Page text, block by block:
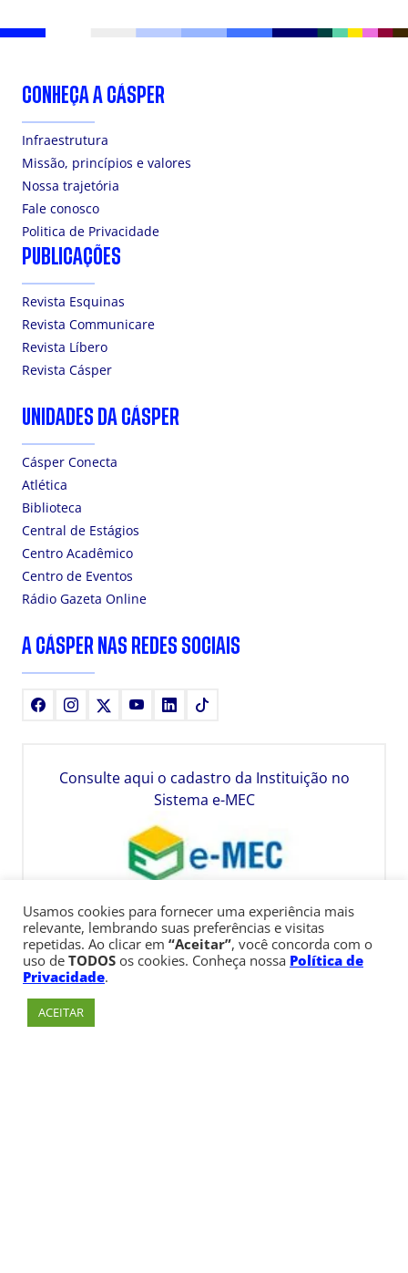
CONHEÇA A CÁSPER
Infraestrutura
Missão, princípios e valores
Nossa trajetória
Fale conosco
Politica de Privacidade
PUBLICAÇÕES
Revista Esquinas
Revista Communicare
Revista Líbero
Revista Cásper
UNIDADES DA CÁSPER
Cásper Conecta
Atlética
Biblioteca
Central de Estágios
Centro Acadêmico
Centro de Eventos
Rádio Gazeta Online
A CÁSPER NAS REDES SOCIAIS
FacebookInstagram YoutubeLinkedIn
Consulte aqui o cadastro da Instituição no
Sistema e-MEC
Usamos cookies para fornecer uma experiência mais
relevante, lembrando suas preferências e visitas
repetidas. Ao clicar em “Aceitar”, você concorda com o
uso de TODOS os cookies. Conheça nossa Política de
Privacidade.
ACEITAR